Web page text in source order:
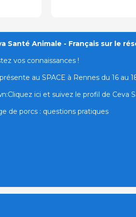
Santé Animale - Français sur le
vos connaissances !
au SPACE à Rennes du 16 au
ici et suivez le profil de Ceva
de porcs : questions pratiques